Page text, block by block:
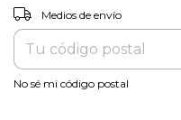
Entregas para el CP:
Medios de envío
No sé mi código postal